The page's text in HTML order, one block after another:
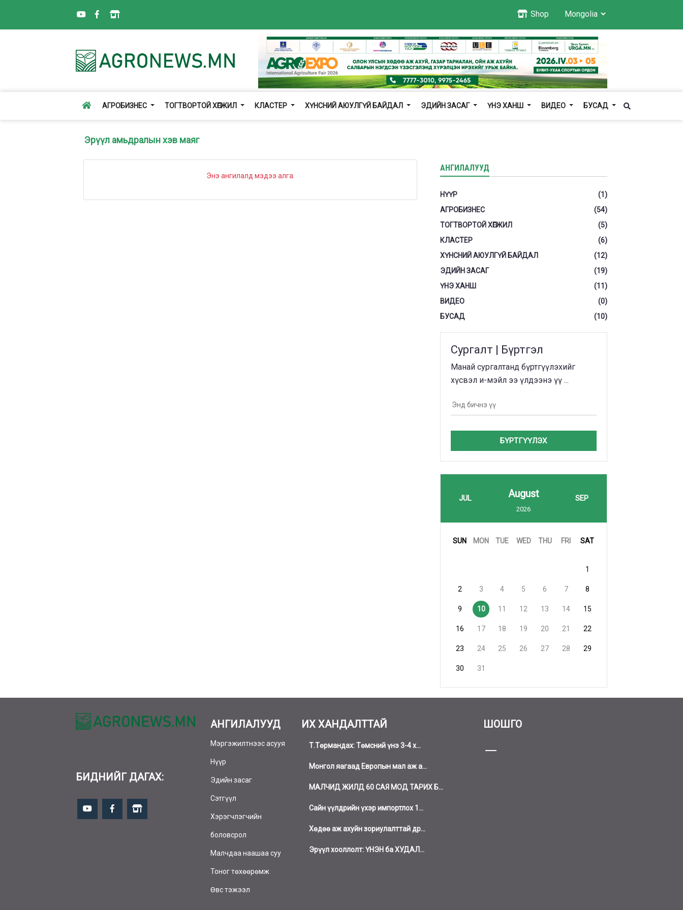
Shop
АГРОБИЗНЕС ТОГТВОРТОЙ ХӨГЖИЛ КЛАСТЕР ХҮНСНИЙ АЮУЛГҮЙ БАЙДАЛ ЭДИЙН ЗАСАГ ҮНЭ ХАНШ ВИДЕО БУСАД
Эрүүл амьдралын хэв маяг
Энэ ангилалд мэдээ алга.
АНГИЛАЛУУД
НҮҮР
(1)
АГРОБИЗНЕС
(54)
ТОГТВОРТОЙ ХӨГЖИЛ
(5)
КЛАСТЕР
(6)
ХҮНСНИЙ АЮУЛГҮЙ БАЙДАЛ
(12)
ЭДИЙН ЗАСАГ
(19)
ҮНЭ ХАНШ
(11)
ВИДЕО
(0)
БУСАД
(10)
Сургалт | Бүртгэл
Манай сургалтанд бүртгүүлэхийг
хүсвэл и-мэйл ээ үлдээнэ үү ...
БҮРТГҮҮЛЭХ
JUL August
2026
SEP
SUN MON TUE WED THU FRI SAT
1
2 3 4 5 6 7 8
9 10 11 12 13 14 15
16 17 18 19 20 21 22
23 24 25 26 27 28 29
30 31
БИДНИЙГ ДАГАХ:
АНГИЛАЛУУД
Мэргэжилтнээс асууя
Нүүр
Эдийн засаг
Сэтгүүл
Хэрэгчлэгчийн
боловсрол
Малчдаа наашаа суу
Тоног төхөөрөмж
Өвс тэжээл
ИХ ХАНДАЛТТАЙ
Т.Төрмандах: Төмсний үнэ 3-4 х...
Монгол яагаад Европын мал аж а...
МАЛЧИД ЖИЛД 60 САЯ МОД ТАРИХ Б...
Сайн үүлдрийн үхэр импортлох 1...
Хөдөө аж ахуйн зориулалттай др...
Эрүүл хооллолт: ҮНЭН ба ХУДАЛ...
ШОШГО